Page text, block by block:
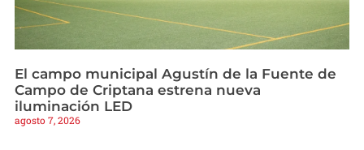
El campo municipal Agustín de la Fuente de
Campo de Criptana estrena nueva
iluminación LED
agosto 7, 2026